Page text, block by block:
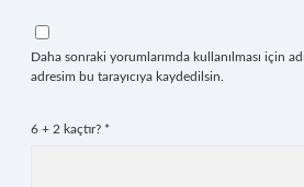
Daha sonraki yorumlarımda kullanılması için
adresim bu tarayıcıya kaydedilsin.
6 + 2 kaçtır? *